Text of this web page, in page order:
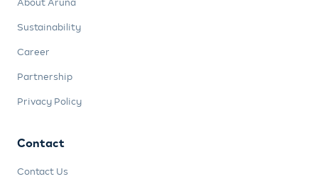
About Aruna
Sustainability
Career
Partnership
Privacy Policy
Contact
Contact Us